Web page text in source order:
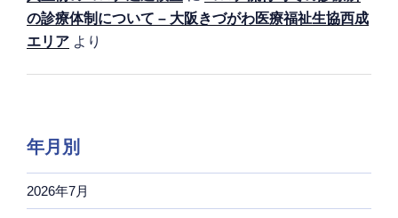
の診療体制について – 大阪きづがわ医療福祉生協西成
エリア より
年月別
2026年7月